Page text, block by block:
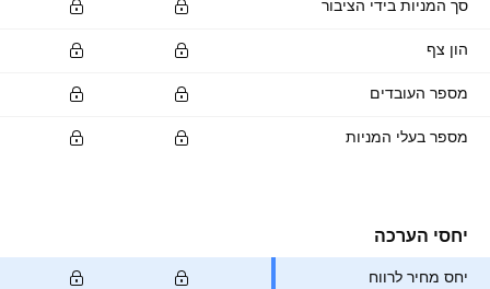
סך המניות בידי הציבור
הון צף
מספר העובדים
מספר בעלי המניות
יחסי הערכה
יחס מחיר לרווח